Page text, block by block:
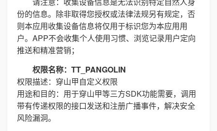
份的信息。除非取得您授权或法律法规另有规定，否
则本应用收集设备信息将仅用于标识您为本应用用
户。APP不会收集个人使用习惯、浏览记录用户定向
推送和精准营销；
权限名称：TT_PANGOLIN
权限描述：穿山甲自定义权限
用途和目的：用于穿山甲等三方SDK功能需要，调用
带有传递权限的接口发送和注册广播事件，解决安全
风险漏洞。